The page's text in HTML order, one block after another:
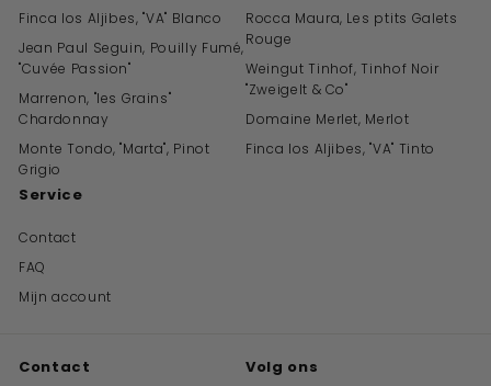
Finca los Aljibes, "VA" Blanco
Jean Paul Seguin, Pouilly Fumé,
"Cuvée Passion"
Marrenon, "les Grains"
Chardonnay
Monte Tondo, "Marta", Pinot
Grigio
Rocca Maura, Les ptits Galets
Rouge
Weingut Tinhof, Tinhof Noir
"Zweigelt & Co"
Domaine Merlet, Merlot
Finca los Aljibes, "VA" Tinto
Service
Contact
FAQ
Mijn account
Contact Volg ons